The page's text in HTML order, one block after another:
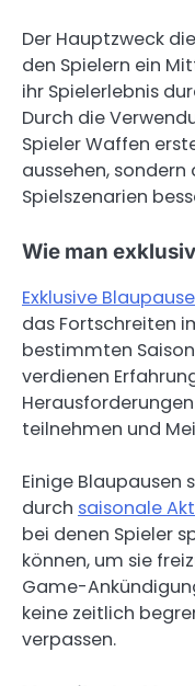
Der Hauptzweck
den Spielern ein
ihr Spielerlebnis
Durch die
Spieler Waffen
aussehen,
Spielszenarien
Wie man
Exklusive
das Fortschreiten
bestimmten
verdienen
teilnehmen und
Einige Blaupausen
durch saisonale
bei denen Spieler
können, um sie
Game-
keine zeitlich
verpassen.